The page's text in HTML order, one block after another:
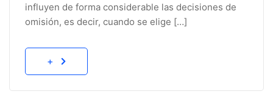
influyen de forma considerable las decisiones de
omisión, es decir, cuando se elige […]
+